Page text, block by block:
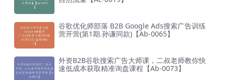
谷歌优化师部落 B2B Google Ads搜索广告训练
营开营(第1期.孙谦同款)【Ab-0065】
外资B2B谷歌搜索广告大师课，二叔老师教你快
速低成本获取精准询盘课程【Ab-0073】